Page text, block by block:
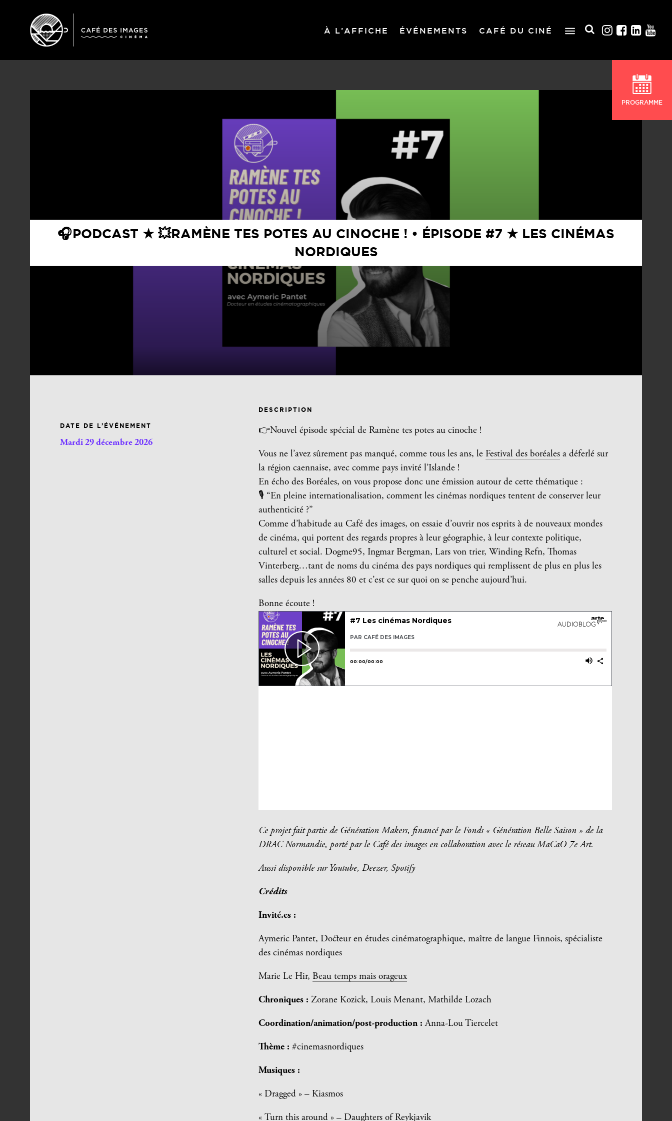
À L’AFFICHE ÉVÉNEMENTS CAFÉ DU CINÉ
PROGRAMME
🎧 PODCAST ★ 💥RAMÈNE TES POTES AU CINOCHE ! • ÉPISODE #7 ★ LES CINÉMAS
NORDIQUES
DATE DE L’ÉVÉNEMENT
Mardi 29 décembre 2026
DESCRIPTION
👉Nouvel épisode spécial de Ramène tes potes au cinoche !
Vous ne l’avez sûrement pas manqué, comme tous les ans, le Festival des boréales a déferlé sur
la région caennaise, avec comme pays invité l’Islande !
En écho des Boréales, on vous propose donc une émission autour de cette thématique :
🎙️ “En pleine internationalisation, comment les cinémas nordiques tentent de conserver leur
authenticité ?”
Comme d’habitude au Café des images, on essaie d’ouvrir nos esprits à de nouveaux mondes
de cinéma, qui portent des regards propres à leur géographie, à leur contexte politique,
culturel et social. Dogme95, Ingmar Bergman, Lars von trier, Winding Refn, Thomas
Vinterberg…tant de noms du cinéma des pays nordiques qui remplissent de plus en plus les
salles depuis les années 80 et c’est ce sur quoi on se penche aujourd’hui.
Bonne écoute !
Ce projet fait partie de Génération Makers, financé par le Fonds « Génération Belle Saison » de la
DRAC Normandie, porté par le Café des images en collaboration avec le réseau MaCaO 7e Art.
Aussi disponible sur Youtube, Deezer, Spotify
Crédits
Invité.es :
Aymeric Pantet, Docteur en études cinématographique, maître de langue Finnois, spécialiste
des cinémas nordiques
Marie Le Hir, Beau temps mais orageux
Chroniques :Zorane Kozick, Louis Menant, Mathilde Lozach
Coordination/animation/post-production :Anna-Lou Tiercelet
Thème : #cinemasnordiques
Musiques :
« Dragged » – Kiasmos
« Turn this around » – Daughters of Reykjavik